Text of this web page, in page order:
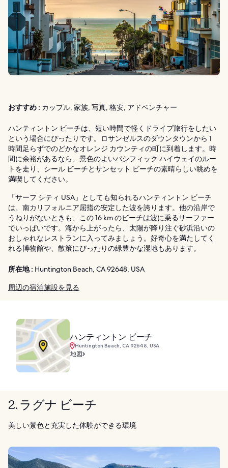
おすすめ : カップル, 家族, 写真, 格安, アドベンチャー
ハンティントン ビーチは、短い時間で軽くドライブ旅行をしたい
という場合にぴったりです。ロサンゼルスのダウンタウンから 1
時間足らずでのどかなオレンジ カウンティの町に到着します。時
間に余裕があるなら、景色のよいパシフィック ハイウェイのルー
トを走り、シール ビーチとサンセット ビーチの素晴らしい眺めを
満喫してください。
「サーフ シティ USA」としても知られるハンティントン ビーチ
は、南カリフォルニア屈指の安定した波を誇ります。他の沿岸で
うねりがないときも、この 16 km のビーチは波に乗るサーファー
でいっぱいです。海から上がったら、太陽が降り注ぐ砂浜沿いの
おしゃれなレストランに入ってみましょう。好奇心を満たしてく
れる博物館や、散策にぴったりの緑豊かな湿地もあります。
所在地 : Huntington Beach, CA 92648, USA
周辺の宿泊施設を見る
ハンティントン ビーチ
Huntington Beach, CA 92648, USA
地図
2. ラグナ ビーチ
美しい景色と充実した体験ができる環境